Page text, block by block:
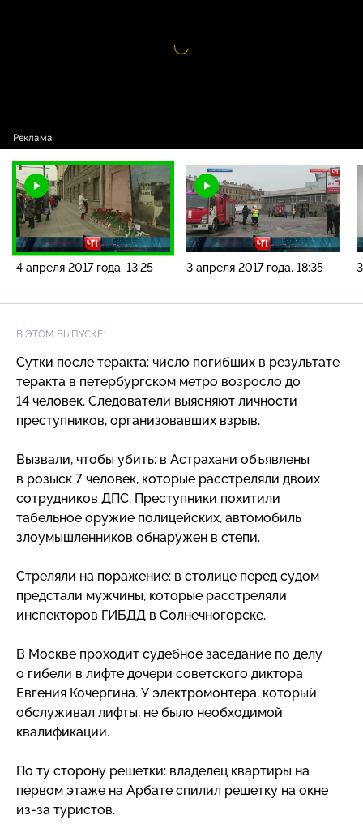
Видео
проигрыватель
4 апреля 2017 года. 13:25 3 апреля 2017 года. 18:35
В ЭТОМ ВЫПУСКЕ:
Сутки после теракта: число погибших в результате
теракта в петербургском метро возросло до
14 человек. Следователи выясняют личности
преступников, организовавших взрыв.
Вызвали, чтобы убить: в Астрахани объявлены
в розыск 7 человек, которые расстреляли двоих
сотрудников ДПС. Преступники похитили
табельное оружие полицейских, автомобиль
злоумышленников обнаружен в степи.
Стреляли на поражение: в столице перед судом
предстали мужчины, которые расстреляли
инспекторов ГИБДД в Солнечногорске.
В Москве проходит судебное заседание по делу
о гибели в лифте дочери советского диктора
Евгения Кочергина. У электромонтера, который
обслуживал лифты, не было необходимой
квалификации.
По ту сторону решетки: владелец квартиры на
первом этаже на Арбате спилил решетку на окне
из-за туристов.